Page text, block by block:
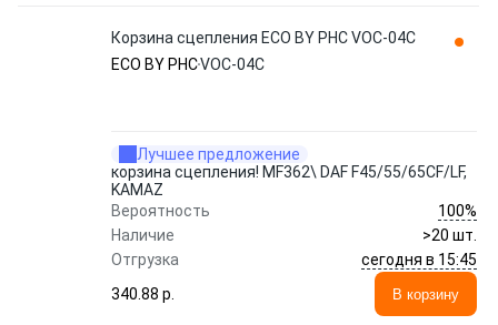
Корзина сцепления ECO BY PHC VOC-04C
ECO BY PHCVOC-04C
Лучшее предложение
корзина сцепления! MF362\ DAF F45/55/65CF/LF,
KAMAZ
Вероятность
100%
Наличие
>20 шт.
Отгрузка
сегодня в 15:45
340.88 p.
В корзину